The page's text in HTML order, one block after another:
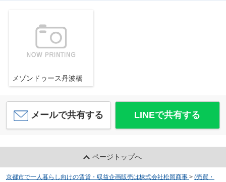
メゾンドゥース丹波橋
メールで共有する LINEで共有する
ページトップへ
京都市で一人暮らし向けの賃貸・収益企画販売は株式会社松岡商事 > (売買・